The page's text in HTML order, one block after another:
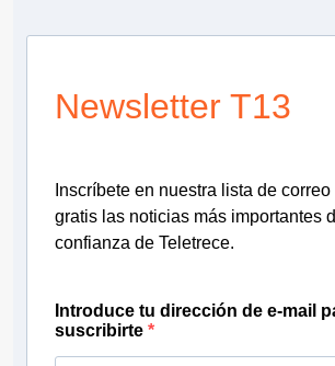
Newsletter T13
Inscríbete en nuestra lista de
gratis las noticias más importantes
confianza de Teletrece.
Introduce tu dirección de e-mail
suscribirte